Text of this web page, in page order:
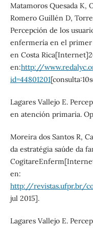
Matamoros Quesada K,
Romero Guillén D,
Percepción de los
enfermería en el primer
en Costa
en:http://
id=44801201
Lagares Vallejo E.
en atención primaria.
Moreira dos Santos R,
da estratégia saúde da
en:
http://revistas.ufpr.br/
jul 2015].
Lagares Vallejo E.